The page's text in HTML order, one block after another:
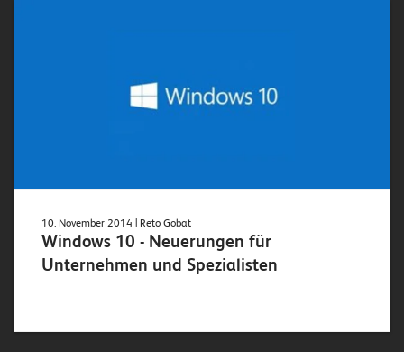
10. November 2014 | Reto Gobat
Windows 10 - Neuerungen für
Unternehmen und Spezialisten